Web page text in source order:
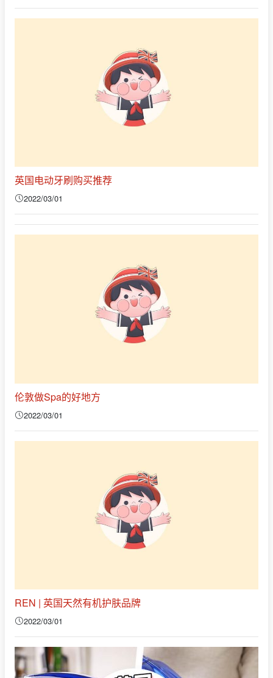
英国电动牙刷购买推荐
2022/03/01
伦敦做Spa的好地方
2022/03/01
REN | 英国天然有机护肤品牌
2022/03/01